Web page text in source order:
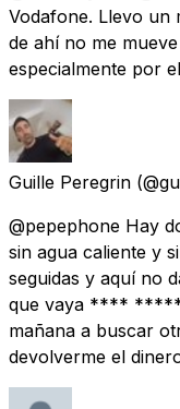
Vodafone. Llevo un
de ahí no me
especialmente por
Guille Peregrin
@pepephone Hay
sin agua caliente y
seguidas y aquí no
que vaya ****
mañana a buscar
devolverme el